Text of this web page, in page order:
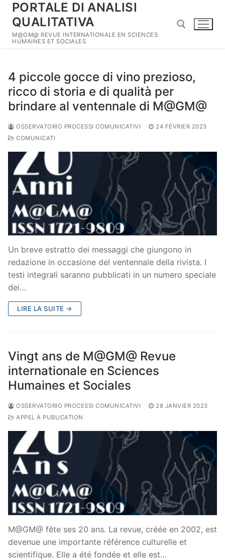
Aller
contenu
PORTALE DI ANALISI
QUALITATIVA
M@GM@ REVUE INTERNATIONALE EN SCIENCES
HUMAINES ET SOCIALES
4 piccole gocce di vino prezioso,
ricco di storia e di qualità per
brindare al ventennale di M@GM@
OSSERVATORIO PROCESSI COMUNICATIVI
24 FÉVRIER 2023
COMUNICATI
Un breve estratto dei messaggi che giungono in
redazione in occasione del ventennale della rivista. I
testi integrali saranno pubblicati in un numero speciale
dei…
LIRE LA SUITE →
Vingt ans de M@GM@ Revue
internationale en Sciences
Humaines et Sociales
OSSERVATORIO PROCESSI COMUNICATIVI
28 JANVIER 2023
APPEL À PUBLICATION
M@GM@ fête ses 20 ans. La revue, créée en 2002, est
devenue une importante référence culturelle et
scientifique. Elle a été fondée et elle est…